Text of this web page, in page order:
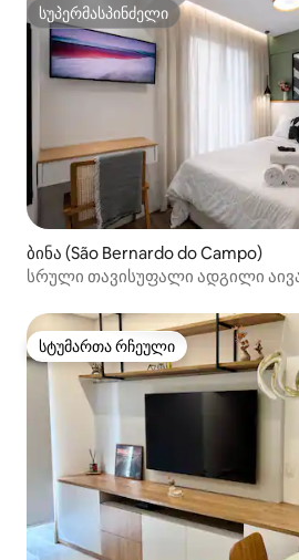
სუპერმასპინძელი
სუპერმასპინძელი
ბინა (São Bernardo do Campo)
სრული თავისუფალი ადგილი
სტუმართა რჩეული
სტუმართა რჩეული